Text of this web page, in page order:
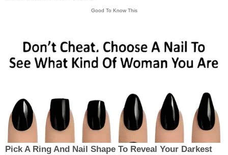
Good To Know This
Pick A Ring And Nail Shape To Reveal Your Darkest